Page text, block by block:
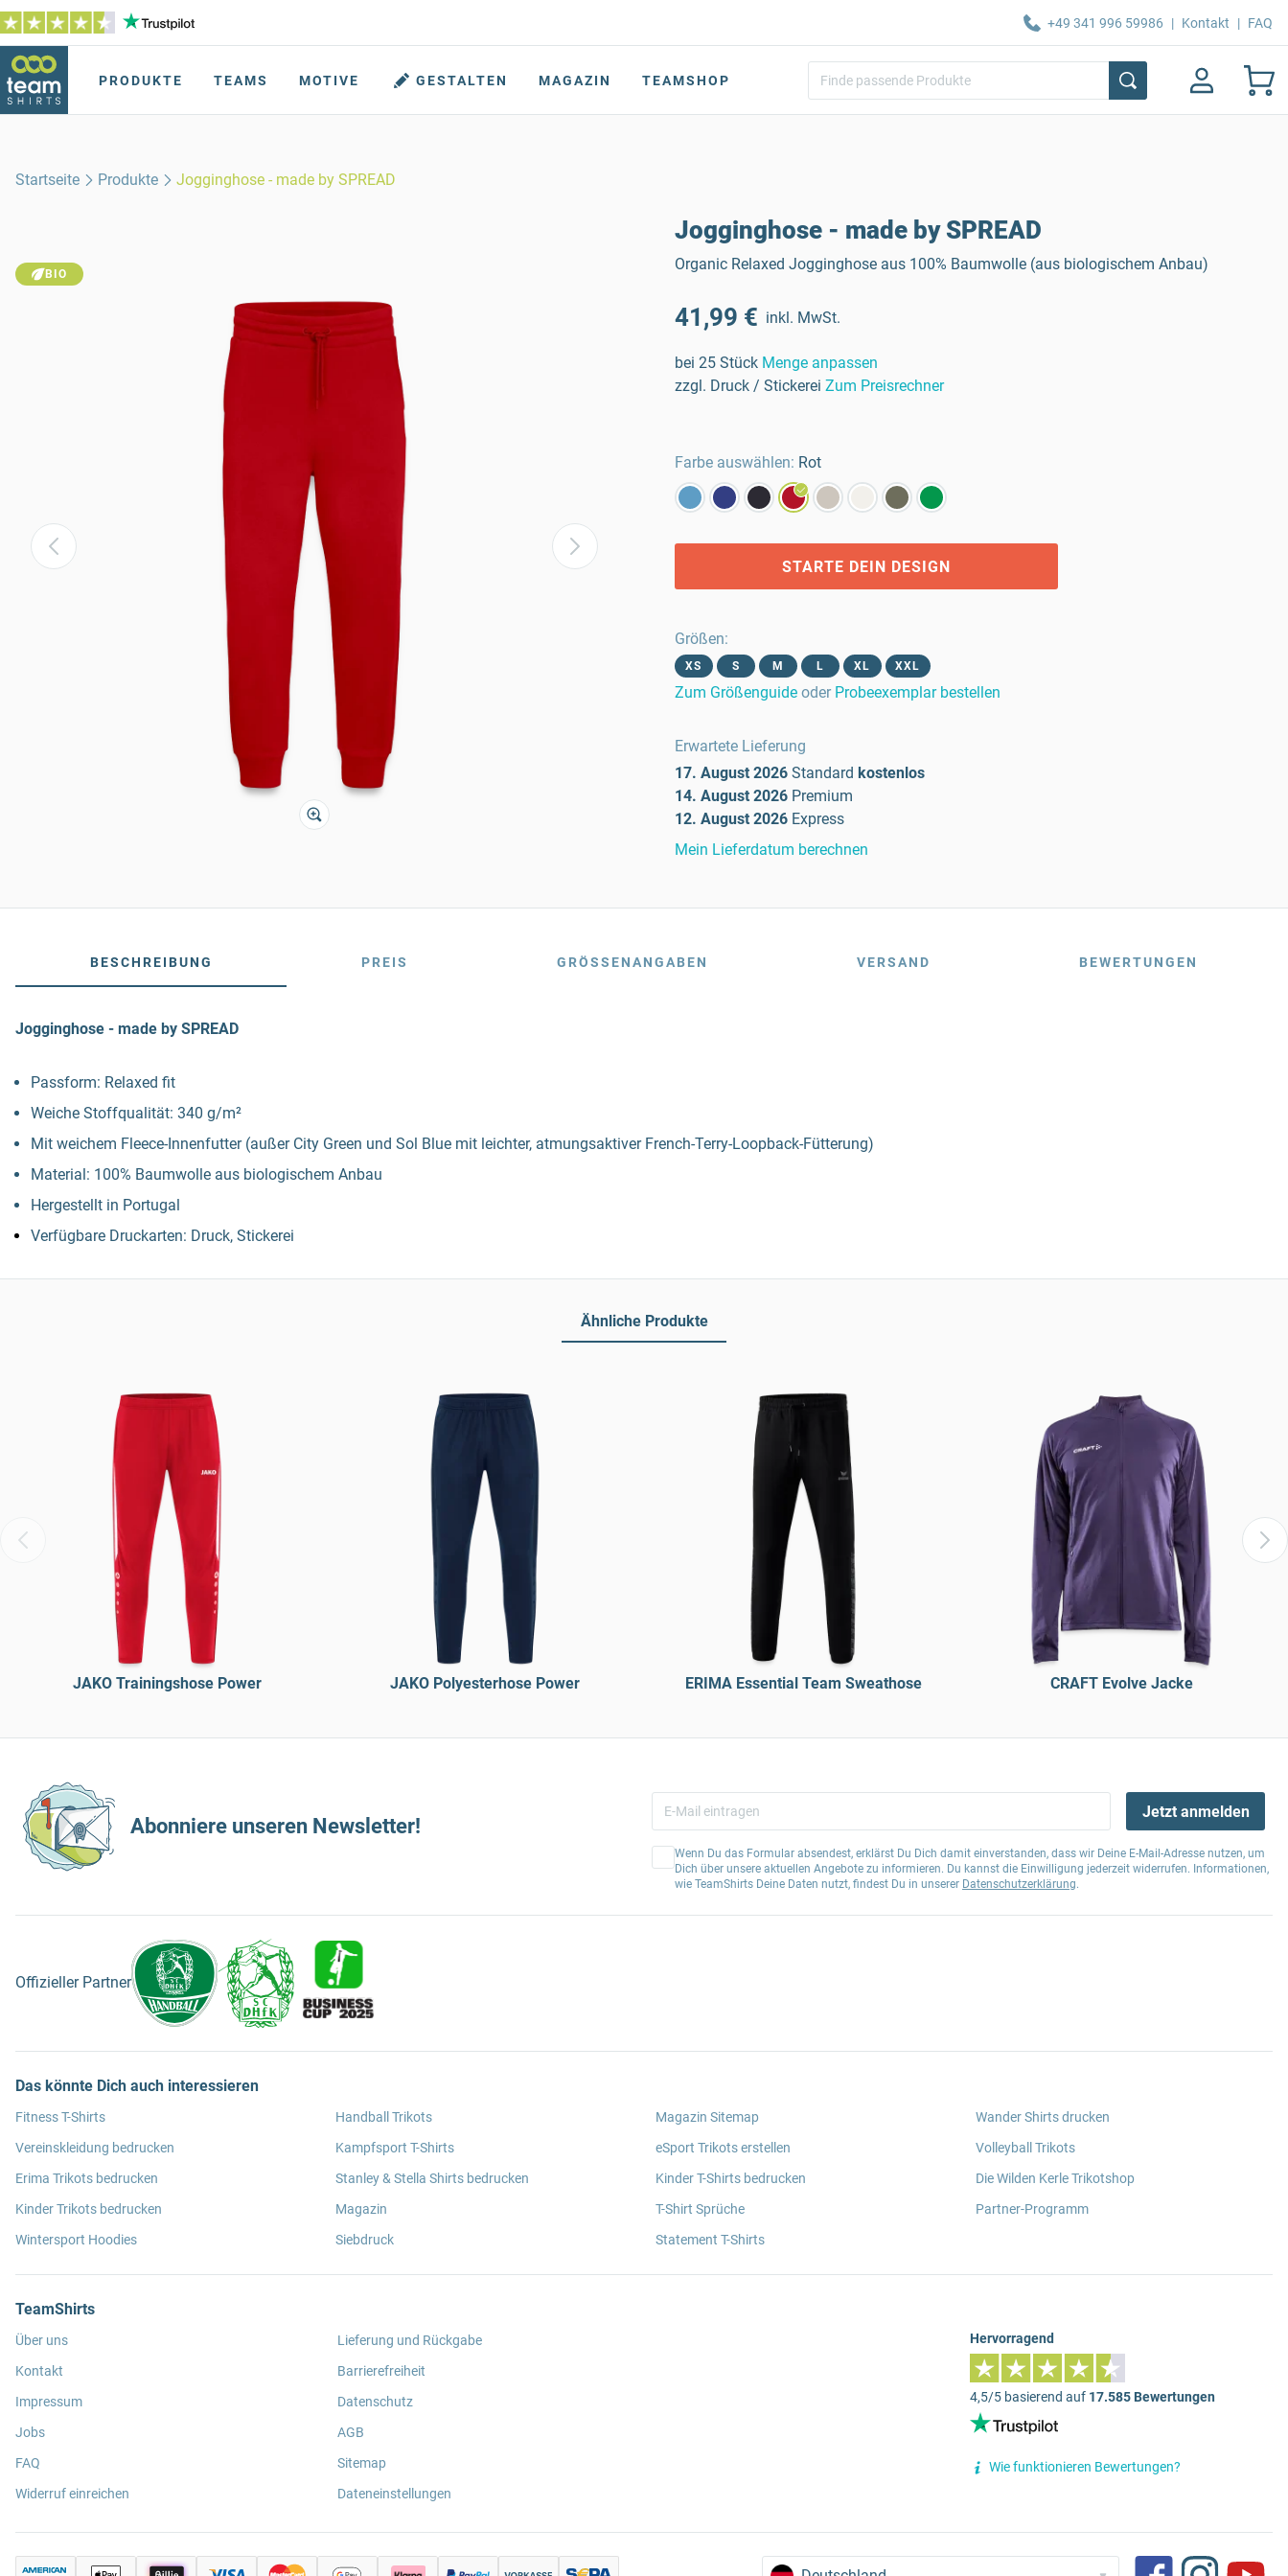
+49 341 996 59986 | Kontakt | FAQ
PRODUKTE TEAMS MOTIVE GESTALTEN MAGAZIN TEAMSHOP
Startseite Produkte Jogginghose - made by SPREAD
BIO
Jogginghose - made by SPREAD
Organic Relaxed Jogginghose aus 100% Baumwolle (aus biologischem Anbau)
41,99 € inkl. MwSt.
bei 25 Stück Menge anpassen
zzgl. Druck / Stickerei Zum Preisrechner
Farbe auswählen: Rot
STARTE DEIN DESIGN
Größen:
XS S M L XL XXL
Zum Größenguide oder Probeexemplar bestellen
Erwartete Lieferung
17. August 2026 Standard kostenlos
14. August 2026 Premium
12. August 2026 Express
Mein Lieferdatum berechnen
BESCHREIBUNG PREIS GRÖSSENANGABEN VERSAND BEWERTUNGEN
Jogginghose - made by SPREAD
Passform: Relaxed fit
Weiche Stoffqualität: 340 g/m²
Mit weichem Fleece-Innenfutter (außer City Green und Sol Blue mit leichter, atmungsaktiver French-Terry-Loopback-Fütterung)
Material: 100% Baumwolle aus biologischem Anbau
Hergestellt in Portugal
Verfügbare Druckarten: Druck, Stickerei
Ähnliche Produkte
JAKO Trainingshose Power JAKO Polyesterhose Power ERIMA Essential Team Sweathose CRAFT Evolve Jacke
Abonniere unseren Newsletter!
Jetzt anmelden
Wenn Du das Formular absendest, erklärst Du Dich damit einverstanden, dass wir Deine E-Mail-Adresse nutzen, um
Dich über unsere aktuellen Angebote zu informieren. Du kannst die Einwilligung jederzeit widerrufen. Informationen,
wie TeamShirts Deine Daten nutzt, findest Du in unserer Datenschutzerklärung.
Offizieller Partner
Das könnte Dich auch interessieren
Fitness T-Shirts
Vereinskleidung bedrucken
Erima Trikots bedrucken
Kinder Trikots bedrucken
Wintersport Hoodies
Handball Trikots
Kampfsport T-Shirts
Stanley & Stella Shirts bedrucken
Magazin
Siebdruck
Magazin Sitemap
eSport Trikots erstellen
Kinder T-Shirts bedrucken
T-Shirt Sprüche
Statement T-Shirts
Wander Shirts drucken
Volleyball Trikots
Die Wilden Kerle Trikotshop
Partner-Programm
TeamShirts
Über uns
Kontakt
Impressum
Jobs
FAQ
Widerruf einreichen
Lieferung und Rückgabe
Barrierefreiheit
Datenschutz
AGB
Sitemap
Dateneinstellungen
Hervorragend
4,5/5 basierend auf 17.585 Bewertungen
Wie funktionieren Bewertungen?